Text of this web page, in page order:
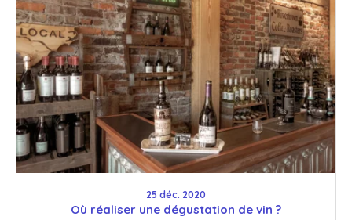
25 déc. 2020
Où réaliser une dégustation de vin ?